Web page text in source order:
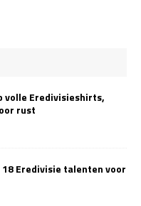
volle Eredivisieshirts,
rust
18 Eredivisie talenten voor